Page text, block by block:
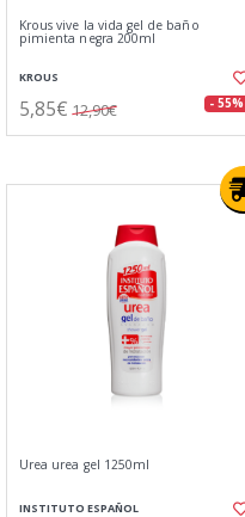
Krous vive la vida gel de baño
pimienta negra 200ml
KROUS
5,85€ 12,90€ - 55%
Urea urea gel 1250ml
INSTITUTO ESPAÑOL